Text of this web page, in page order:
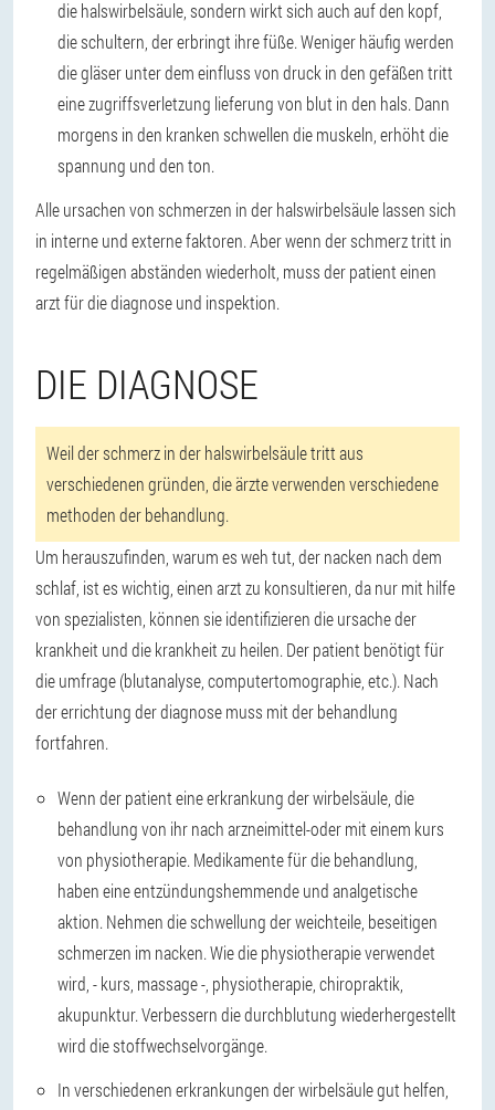
die halswirbelsäule, sondern wirkt sich auch auf den kopf,
die schultern, der erbringt ihre füße. Weniger häufig werden
die gläser unter dem einfluss von druck in den gefäßen tritt
eine zugriffsverletzung lieferung von blut in den hals. Dann
morgens in den kranken schwellen die muskeln, erhöht die
spannung und den ton.
Alle ursachen von schmerzen in der halswirbelsäule lassen sich
in interne und externe faktoren. Aber wenn der schmerz tritt in
regelmäßigen abständen wiederholt, muss der patient einen
arzt für die diagnose und inspektion.
DIE DIAGNOSE
Weil der schmerz in der halswirbelsäule tritt aus
verschiedenen gründen, die ärzte verwenden verschiedene
methoden der behandlung.
Um herauszufinden, warum es weh tut, der nacken nach dem
schlaf, ist es wichtig, einen arzt zu konsultieren, da nur mit hilfe
von spezialisten, können sie identifizieren die ursache der
krankheit und die krankheit zu heilen. Der patient benötigt für
die umfrage (blutanalyse, computertomographie, etc.). Nach
der errichtung der diagnose muss mit der behandlung
fortfahren.
Wenn der patient eine erkrankung der wirbelsäule, die
behandlung von ihr nach arzneimittel-oder mit einem kurs
von physiotherapie. Medikamente für die behandlung,
haben eine entzündungshemmende und analgetische
aktion. Nehmen die schwellung der weichteile, beseitigen
schmerzen im nacken. Wie die physiotherapie verwendet
wird, - kurs, massage -, physiotherapie, chiropraktik,
akupunktur. Verbessern die durchblutung wiederhergestellt
wird die stoffwechselvorgänge.
In verschiedenen erkrankungen der wirbelsäule gut helfen,